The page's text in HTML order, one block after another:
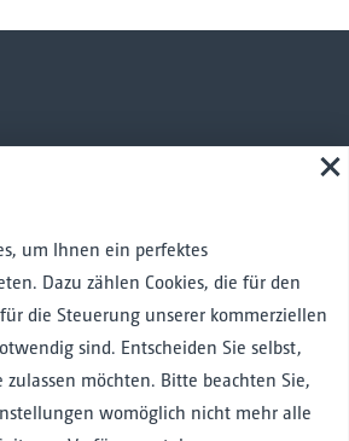
InstagramPinterestLinked in
um Ihnen ein perfektes
Dazu zählen Cookies, die für den
die Steuerung unserer kommerziellen
sind. Entscheiden Sie selbst,
zulassen möchten. Bitte beachten Sie,
womöglich nicht mehr alle